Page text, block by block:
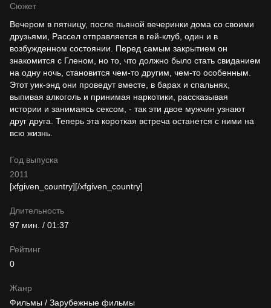
Сюжет
Вечером в пятницу, после пьяной вечеринки дома со своими
друзьями, Рассел отправляется в гей-клуб, один и в
возбужденном состоянии. Перед самым закрытием он
знакомится с Гленом, но то, что должно было стать свиданием
на одну ночь, становится чем-то другим, чем-то особенным.
Этот уик-энд они проведут вместе, в барах и спальнях,
выпивая алкоголь и принимая наркотики, рассказывая
истории и занимаясь сексом, - так эти двое мужчин узнают
друг друга. Теперь эта короткая встреча останется с ними на
всю жизнь.
Год выпуска
2011
Жанр
Фильмы / Зарубежные фильмы
Длительность
97 мин. / 01:37
[xfgiven_country][/xfgiven_country]
Рейтинг
0